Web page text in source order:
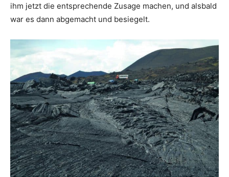
ihm jetzt die entsprechende Zusage machen, und alsbald
war es dann abgemacht und besiegelt.